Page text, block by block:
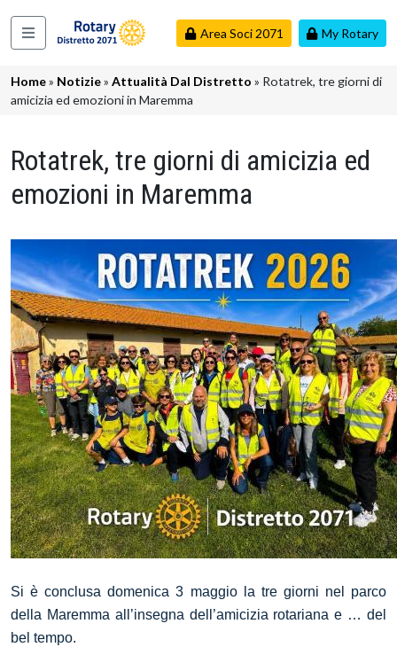
Area Soci 2071 My Rotary
Navigazione principale
Briciole di pane
Home Notizie Attualità Dal Distretto
Rotatrek, tre giorni di
amicizia ed emozioni in Maremma
Rotatrek, tre giorni di amicizia ed
emozioni in Maremma
Si è conclusa domenica 3 maggio la tre giorni nel parco
della Maremma all’insegna dell’amicizia rotariana e … del
bel tempo.